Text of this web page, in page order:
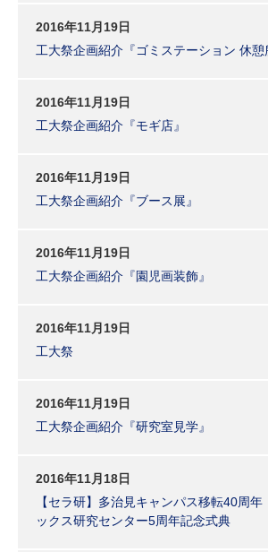
2016年11月19日
工大祭企画紹介『ゴミステーション 休憩
2016年11月19日
工大祭企画紹介『モギ店』
2016年11月19日
工大祭企画紹介『ブース展』
2016年11月19日
工大祭企画紹介『園児画装飾』
2016年11月19日
工大祭
2016年11月19日
工大祭企画紹介『研究室見学』
2016年11月18日
【セラ研】多治見キャンパス移転40周年
ックス研究センター5周年記念式典